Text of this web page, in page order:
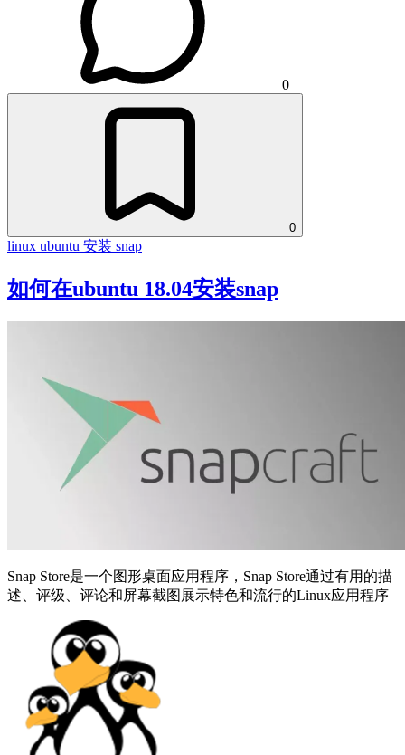
0
0
linux ubuntu 安装 snap
如何在ubuntu 18.04安装snap
Snap Store是一个图形桌面应用程序，Snap Store通过有用的描
述、评级、评论和屏幕截图展示特色和流行的Linux应用程序